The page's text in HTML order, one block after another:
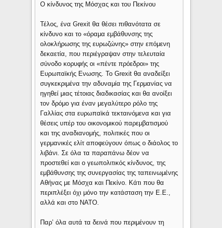
Ο κίνδυνος της Μόσχας και του Πεκίνου
Τέλος, ένα Grexit θα θέσει πιθανότατα σε
κίνδυνο και το «όραμα εμβάθυνσης της
ολοκλήρωσης της ευρωζώνης» στην επόμενη
δεκαετία, που περιέγραψαν στην τελευταία
σύνοδο κορυφής οι «πέντε πρόεδροι» της
Ευρωπαϊκής Ενωσης. Το Grexit θα αναδείξει
συγκεκριμένα την αδυναμία της Γερμανίας να
ηγηθεί μιας τέτοιας διαδικασίας και θα ανοίξει
τον δρόμο για έναν μεγαλύτερο ρόλο της
Γαλλίας στα ευρωπαϊκά τεκταινόμενα και για
θέσεις υπέρ του οικονομικού παρεμβατισμού
και της αναδιανομής, πολιτικές που οι
γερμανικές ελίτ αποφεύγουν όπως ο διάολος το
λιβάνι. Σε όλα τα παραπάνω δέον να
προστεθεί και ο γεωπολιτικός κίνδυνος, της
εμβάθυνσης της συνεργασίας της ταπεινωμένης
Αθήνας με Μόσχα και Πεκίνο. Κάτι που θα
περιπλέξει όχι μόνο την κατάσταση την Ε.Ε.,
αλλά και στο ΝΑΤΟ.
Παρ’ όλα αυτά τα δεινά που περιμένουν τη